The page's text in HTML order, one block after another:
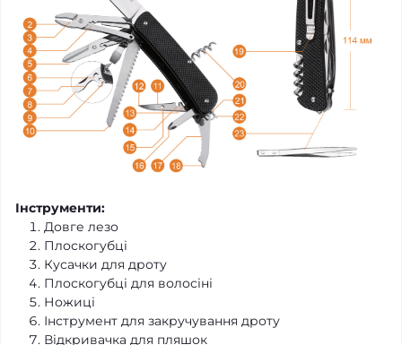
Інструменти:
Довге лезо
Плоскогубці
Кусачки для дроту
Плоскогубці для волосіні
Ножиці
Інструмент для закручування дроту
Відкривачка для пляшок